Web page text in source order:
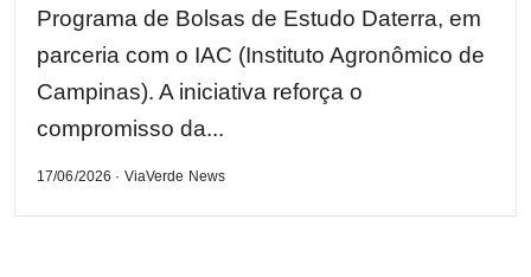
Programa de Bolsas de Estudo Daterra, em
parceria com o IAC (Instituto Agronômico de
Campinas). A iniciativa reforça o
compromisso da...
17/06/2026 · ViaVerde News